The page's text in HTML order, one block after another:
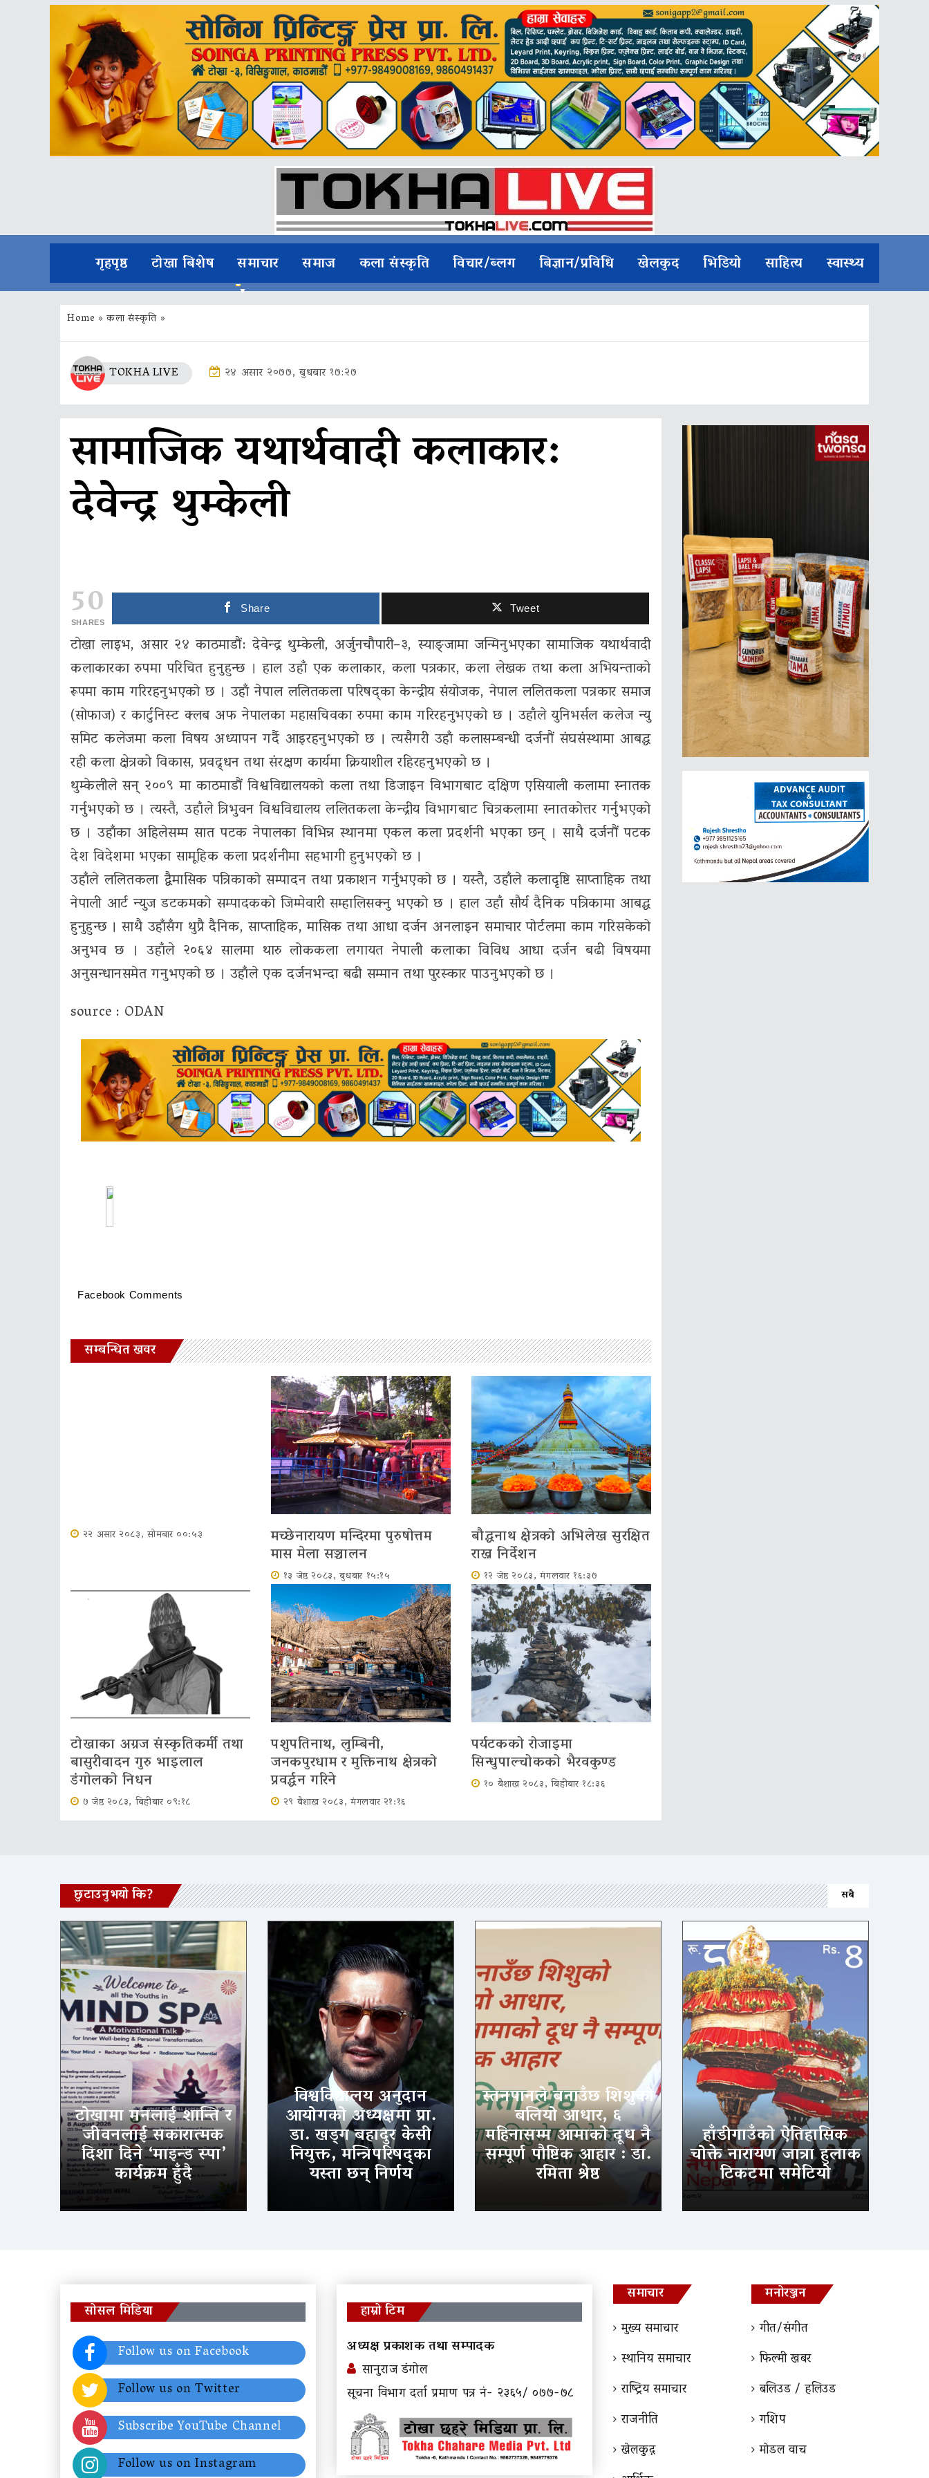
गृहपृष्ठ टोखा बिशेष समाचार समाज कला संस्कृति विचार/ब्लग बिज्ञान/प्रविधि खेलकुद भिडियो साहित्य स्वास्थ्य
Home »कला संस्कृति»
TOKHA LIVE २४ असार २०७७, बुधबार १७:२७
सामाजिक यथार्थवादी कलाकार:
देवेन्द्र थुम्केली
50
SHARES
Share Tweet
टाेखा लाइभ, असार २४ काठमाडौं: देवेन्द्र थुम्केली, अर्जुनचौपारी–३, स्याङ्जामा जन्मिनुभएका सामाजिक यथार्थवादी
कलाकारका रुपमा परिचित हुनुहुन्छ । हाल उहाँ एक कलाकार, कला पत्रकार, कला लेखक तथा कला अभियन्ताको
रूपमा काम गरिरहनुभएको छ । उहाँ नेपाल ललितकला परिषद्का केन्द्रीय संयोजक, नेपाल ललितकला पत्रकार समाज
(सोफाज) र कार्टुनिस्ट क्लब अफ नेपालका महासचिवका रुपमा काम गरिरहनुभएको छ । उहाँले युनिभर्सल कलेज न्यु
समिट कलेजमा कला विषय अध्यापन गर्दै आइरहनुभएको छ । त्यसैगरी उहाँ कलासम्बन्धी दर्जनौं संघसंस्थामा आबद्ध
रही कला क्षेत्रको विकास, प्रवद्र्धन तथा संरक्षण कार्यमा क्रियाशील रहिरहनुभएको छ ।
थुम्केलीले सन् २००९ मा काठमाडौं विश्वविद्यालयको कला तथा डिजाइन विभागबाट दक्षिण एसियाली कलामा स्नातक
गर्नुभएको छ । त्यस्तै, उहाँले त्रिभुवन विश्वविद्यालय ललितकला केन्द्रीय विभागबाट चित्रकलामा स्नातकोत्तर गर्नुभएको
छ । उहाँका अहिलेसम्म सात पटक नेपालका विभिन्न स्थानमा एकल कला प्रदर्शनी भएका छन् । साथै दर्जनौं पटक
देश विदेशमा भएका सामूहिक कला प्रदर्शनीमा सहभागी हुनुभएको छ ।
उहाँले ललितकला द्वैमासिक पत्रिकाको सम्पादन तथा प्रकाशन गर्नुभएको छ । यस्तै, उहाँले कलादृष्टि साप्ताहिक तथा
नेपाली आर्ट न्युज डटकमको सम्पादकको जिम्मेवारी सम्हालिसक्नु भएको छ । हाल उहाँ सौर्य दैनिक पत्रिकामा आबद्ध
हुनुहुन्छ । साथै उहाँसँग थुप्रै दैनिक, साप्ताहिक, मासिक तथा आधा दर्जन अनलाइन समाचार पोर्टलमा काम गरिसकेको
अनुभव छ । उहाँले २०६४ सालमा थारु लोककला लगायत नेपाली कलाका विविध आधा दर्जन बढी विषयमा
अनुसन्धानसमेत गनुभएको छ । उहाँले एक दर्जनभन्दा बढी सम्मान तथा पुरस्कार पाउनुभएको छ ।
source : ODAN
Facebook Comments
सम्बन्धित खवर
२२ असार २०८३, सोमबार ००:५३ मच्छेनारायण मन्दिरमा पुरुषोत्तम
मास मेला सञ्चालन
१३ जेष्ठ २०८३, बुधबार १५:१५
बौद्धनाथ क्षेत्रको अभिलेख सुरक्षित
राख्न निर्देशन
१२ जेष्ठ २०८३, मंगलवार १६:३७
टोखाका अग्रज संस्कृतिकर्मी तथा
बासुरीवादन गुरु भाइलाल
डंगोलको निधन
७ जेष्ठ २०८३, बिहीबार ०९:१८
पशुपतिनाथ, लुम्बिनी,
जनकपुरधाम र मुक्तिनाथ क्षेत्रको
प्रवर्द्धन गरिने
२९ बैशाख २०८३, मंगलवार २१:१६
पर्यटकको रोजाइमा
सिन्धुपाल्चोकको भैरवकुण्ड
१० बैशाख २०८३, बिहीबार १८:३६
छुटाउनुभयो कि? सबै
टोखामा मनलाई शान्ति र
जीवनलाई सकारात्मक
दिशा दिने ‘माइन्ड स्पा’
कार्यक्रम हुँदै
विश्वविद्यालय अनुदान
आयोगको अध्यक्षमा प्रा.
डा. खड्ग बहादुर केसी
नियुक्त, मन्त्रिपरिषद्का
यस्ता छन् निर्णय
स्तनपानले बनाउँछ शिशुको
बलियो आधार, ६
महिनासम्म आमाको दूध नै
सम्पूर्ण पौष्टिक आहार : डा.
रमिता श्रेष्ठ
हाँडीगाउँको ऐतिहासिक
चोक्ते नारायण जात्रा हुलाक
टिकटमा समेटियो
सोसल मिडिया
Follow us on Facebook
Follow us on Twitter
Subscribe YouTube Channel
Follow us on Instagram
हाम्रो टिम
अध्यक्ष प्रकाशक तथा सम्पादक
सानुराज डंगोल
सूचना विभाग दर्ता प्रमाण पत्र नं- २३६५/ ०७७-७८
समाचार
मुख्य समाचार
स्थानिय समाचार
राष्ट्रिय समाचार
राजनीति
खेलकुद़़
मनोरञ्जन
गीत/संगीत
फिल्मी खबर
बलिउड / हलिउड
गशिप
माेडल वाच